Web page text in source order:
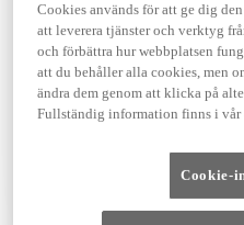
Hybrid Bensin
409 900 kr
Från 4 920 kr/mån
Kontakta
Cookies används för att ge dig
att leverera tjänster och verktyg
och förbättra hur webbplatsen
att du behåller alla cookies, men
ändra dem genom att klicka på
Fullständig information finns i
Cookie-